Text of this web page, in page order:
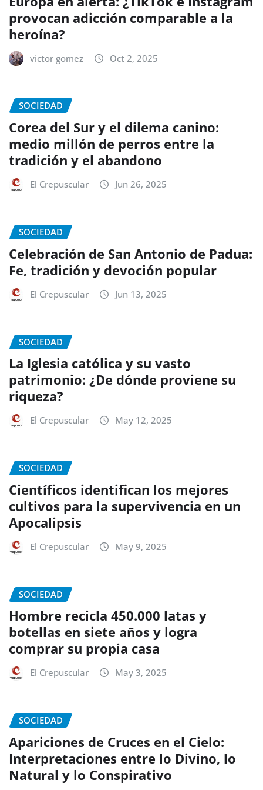
provocan adicción comparable a la
heroína?
victor gomez Oct 2, 2025
SOCIEDAD
Corea del Sur y el dilema canino:
medio millón de perros entre la
tradición y el abandono
El Crepuscular Jun 26, 2025
SOCIEDAD
Celebración de San Antonio de Padua:
Fe, tradición y devoción popular
El Crepuscular Jun 13, 2025
SOCIEDAD
La Iglesia católica y su vasto
patrimonio: ¿De dónde proviene su
riqueza?
El Crepuscular May 12, 2025
SOCIEDAD
Científicos identifican los mejores
cultivos para la supervivencia en un
Apocalipsis
El Crepuscular May 9, 2025
SOCIEDAD
Hombre recicla 450.000 latas y
botellas en siete años y logra
comprar su propia casa
El Crepuscular May 3, 2025
SOCIEDAD
Apariciones de Cruces en el Cielo:
Interpretaciones entre lo Divino, lo
Natural y lo Conspirativo